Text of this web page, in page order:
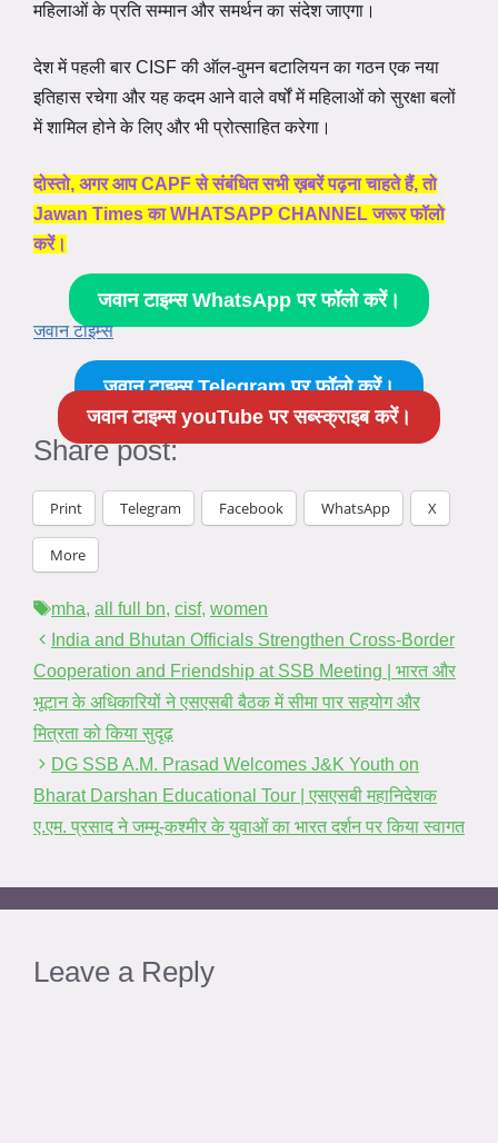
महिलाओं के प्रति सम्मान और समर्थन का संदेश जाएगा।
देश में पहली बार CISF की ऑल-वुमन बटालियन का गठन एक नया
इतिहास रचेगा और यह कदम आने वाले वर्षों में महिलाओं को सुरक्षा बलों
में शामिल होने के लिए और भी प्रोत्साहित करेगा।
दोस्तो, अगर आप CAPF से संबंधित सभी ख़बरें पढ़ना चाहते हैं, तो
Jawan Times का WHATSAPP CHANNEL जरूर फॉलो
करें।
जवान टाइम्स WhatsApp पर फॉलो करें।
जवान टाइम्स
जवान टाइम्स Telegram पर फॉलो करें।
जवान टाइम्स youTube पर सब्स्क्राइब करें।
Share post:
Print Telegram Facebook WhatsApp X
More
Tags
mha, all full bn, cisf, women
India and Bhutan Officials Strengthen Cross-Border
Cooperation and Friendship at SSB Meeting | भारत और
भूटान के अधिकारियों ने एसएसबी बैठक में सीमा पार सहयोग और
मित्रता को किया सुदृढ़
DG SSB A.M. Prasad Welcomes J&K Youth on
Bharat Darshan Educational Tour | एसएसबी महानिदेशक
ए.एम. प्रसाद ने जम्मू-कश्मीर के युवाओं का भारत दर्शन पर किया स्वागत
Leave a Reply